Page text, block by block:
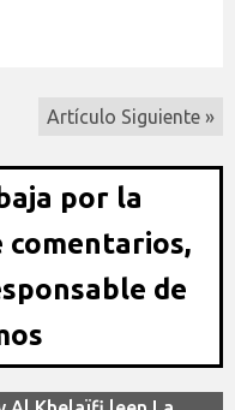
Artículo Siguiente »
por la
comentarios,
de